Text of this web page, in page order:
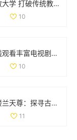
国家开放大学 打破传统教育界限，开启学习新模式与机遇
10
免费在线观看丰富电视剧系列汇总让你一次看个够
10
神秘的楼兰天尊：探寻古代遗迹背后的传奇故事与文化魅力
11